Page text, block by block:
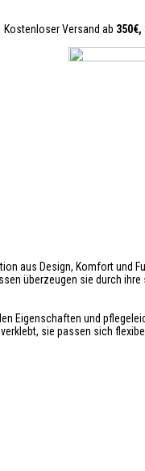
Kostenloser Versand ab 350€,
aus Design, Komfort und
überzeugen sie durch
Eigenschaften und
sie passen sich